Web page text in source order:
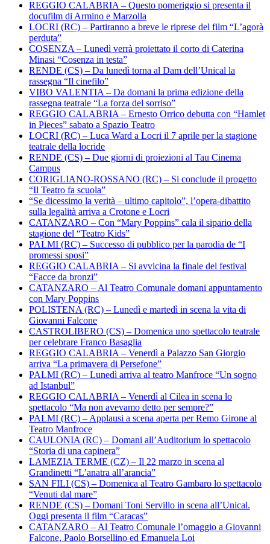
REGGIO CALABRIA – Questo pomeriggio si presenta il
docufilm di Armino e Marzolla
LOCRI (RC) – Partiranno a breve le riprese del film “L’agorà
perduta”
COSENZA – Lunedì verrà proiettato il corto di Caterina
Minasi “Cosenza in testa”
RENDE (CS) – Da lunedì torna al Dam dell’Unical la
rassegna “Il cinefilo”
VIBO VALENTIA – Da domani la prima edizione della
rassegna teatrale “La forza del sorriso”
REGGIO CALABRIA – Ernesto Orrico debutta con “Hamlet
in Pieces” sabato a Spazio Teatro
LOCRI (RC) – Luca Ward a Locri il 7 aprile per la stagione
teatrale della locride
RENDE (CS) – Due giorni di proiezioni al Tau Cinema
Campus
CORIGLIANO-ROSSANO (RC) – Si conclude il progetto
“Il Teatro fa scuola”
“Se dicessimo la verità – ultimo capitolo”, l’opera-dibattito
sulla legalità arriva a Crotone e Locri
CATANZARO – Con “Mary Poppins” cala il sipario della
stagione del “Teatro Kids”
PALMI (RC) – Successo di pubblico per la parodia de “I
promessi sposi”
REGGIO CALABRIA – Si avvicina la finale del festival
“Facce da bronzi”
CATANZARO – Al Teatro Comunale domani appuntamento
con Mary Poppins
POLISTENA (RC) – Lunedì e martedì in scena la vita di
Giovanni Falcone
CASTROLIBERO (CS) – Domenica uno spettacolo teatrale
per celebrare Franco Basaglia
REGGIO CALABRIA – Venerdì a Palazzo San Giorgio
arriva “La primavera di Persefone”
PALMI (RC) – Lunedì arriva al teatro Manfroce “Un sogno
ad Istanbul”
REGGIO CALABRIA – Venerdì al Cilea in scena lo
spettacolo “Ma non avevamo detto per sempre?”
PALMI (RC) – Applausi a scena aperta per Remo Girone al
Teatro Manfroce
CAULONIA (RC) – Domani all’Auditorium lo spettacolo
“Storia di una capinera”
LAMEZIA TERME (CZ) – Il 22 marzo in scena al
Grandinetti “L’anatra all’arancia”
SAN FILI (CS) – Domenica al Teatro Gambaro lo spettacolo
“Venuti dal mare”
RENDE (CS) – Domani Toni Servillo in scena all’Unical.
Oggi presenta il film “Caracas”
CATANZARO – Al Teatro Comunale l’omaggio a Giovanni
Falcone, Paolo Borsellino ed Emanuela Loi